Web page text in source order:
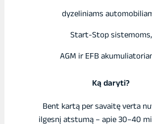
dyzeliniams
Start-Stop sistemoms,
AGM ir EFB
Ką daryti?
Bent kartą per savaitę verta
ilgesnį atstumą – apie 30–40